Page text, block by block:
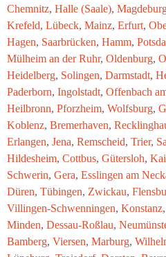
Chemnitz, Halle (Saale),
Krefeld, Lübeck, Mainz, Erfurt,
Hagen, Saarbrücken, Hamm,
Mülheim an der Ruhr, Oldenburg,
Heidelberg, Solingen, Darmstadt,
Paderborn, Ingolstadt, Offenbach
Heilbronn, Pforzheim, Wolfsburg,
Koblenz, Bremerhaven,
Erlangen, Jena, Remscheid, Trier,
Hildesheim, Cottbus, Gütersloh,
Schwerin, Gera, Esslingen am
Düren, Tübingen, Zwickau,
Villingen-Schwenningen, Konstanz,
Minden, Dessau-Roßlau,
Bamberg, Viersen, Marburg,